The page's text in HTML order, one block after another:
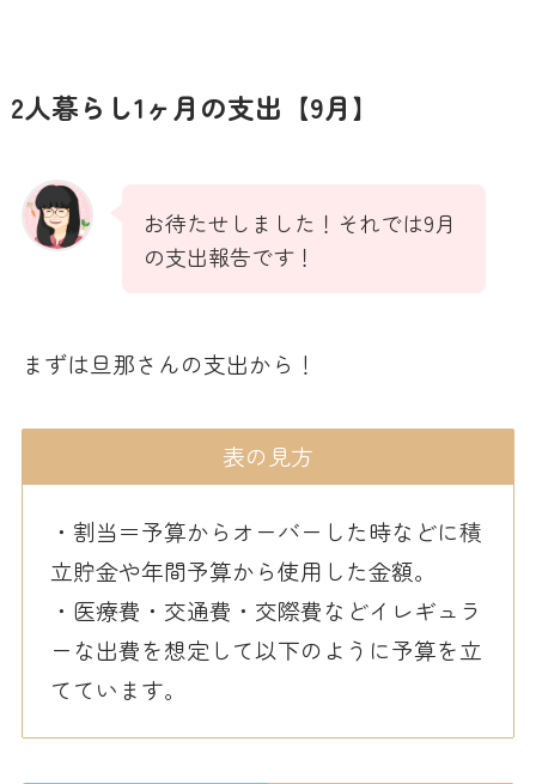
2人暮らし1ヶ月の支出【9月】
お待たせしました！それでは9月
の支出報告です！
まずは旦那さんの支出から！
表の見方
・割当＝予算からオーバーした時などに積
立貯金や年間予算から使用した金額。
・医療費・交通費・交際費などイレギュラ
ーな出費を想定して以下のように予算を立
てています。